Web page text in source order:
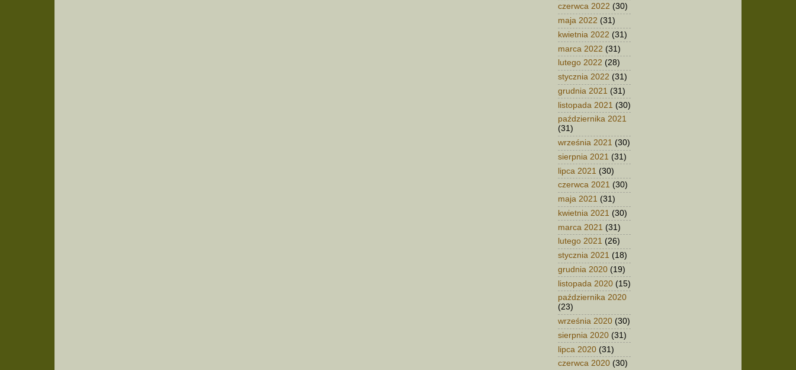
czerwca 2022 (30)
maja 2022 (31)
kwietnia 2022 (31)
marca 2022 (31)
lutego 2022 (28)
stycznia 2022 (31)
grudnia 2021 (31)
listopada 2021 (30)
października 2021
(31)
września 2021 (30)
sierpnia 2021 (31)
lipca 2021 (30)
czerwca 2021 (30)
maja 2021 (31)
kwietnia 2021 (30)
marca 2021 (31)
lutego 2021 (26)
stycznia 2021 (18)
grudnia 2020 (19)
listopada 2020 (15)
października 2020
(23)
września 2020 (30)
sierpnia 2020 (31)
lipca 2020 (31)
czerwca 2020 (30)